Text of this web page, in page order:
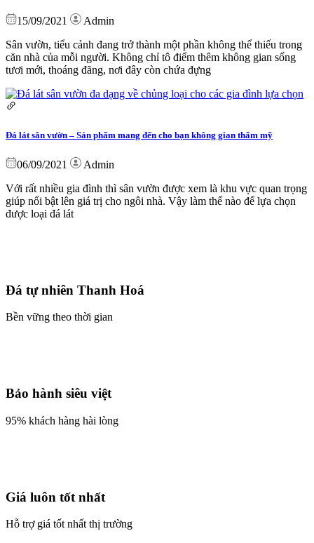
15/09/2021
Admin
Sân vườn, tiểu cảnh đang trở thành một phần không thể thiếu trong
căn nhà của mỗi người. Không chỉ tô điểm thêm không gian sống
tươi mới, thoáng đãng, nơi đây còn chứa đựng
Đá lát sân vườn – Sản phẩm mang đến cho bạn không gian thẩm mỹ
06/09/2021
Admin
Với rất nhiều gia đình thì sân vườn được xem là khu vực quan trọng
giúp nổi bật lên giá trị cho ngôi nhà. Vậy làm thế nào để lựa chọn
được loại đá lát
Đá tự nhiên Thanh Hoá
Bền vững theo thời gian
Bảo hành siêu việt
95% khách hàng hài lòng
Giá luôn tốt nhất
Hỗ trợ giá tốt nhất thị trường